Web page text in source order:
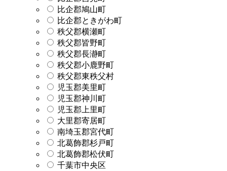
比企郡鳩山町
比企郡ときがわ町
秩父郡横瀬町
秩父郡皆野町
秩父郡長瀞町
秩父郡小鹿野町
秩父郡東秩父村
児玉郡美里町
児玉郡神川町
児玉郡上里町
大里郡寄居町
南埼玉郡宮代町
北葛飾郡杉戸町
北葛飾郡松伏町
千葉市中央区